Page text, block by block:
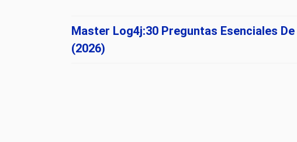
Master Log4j:30 Preguntas Esenciales
(2026)